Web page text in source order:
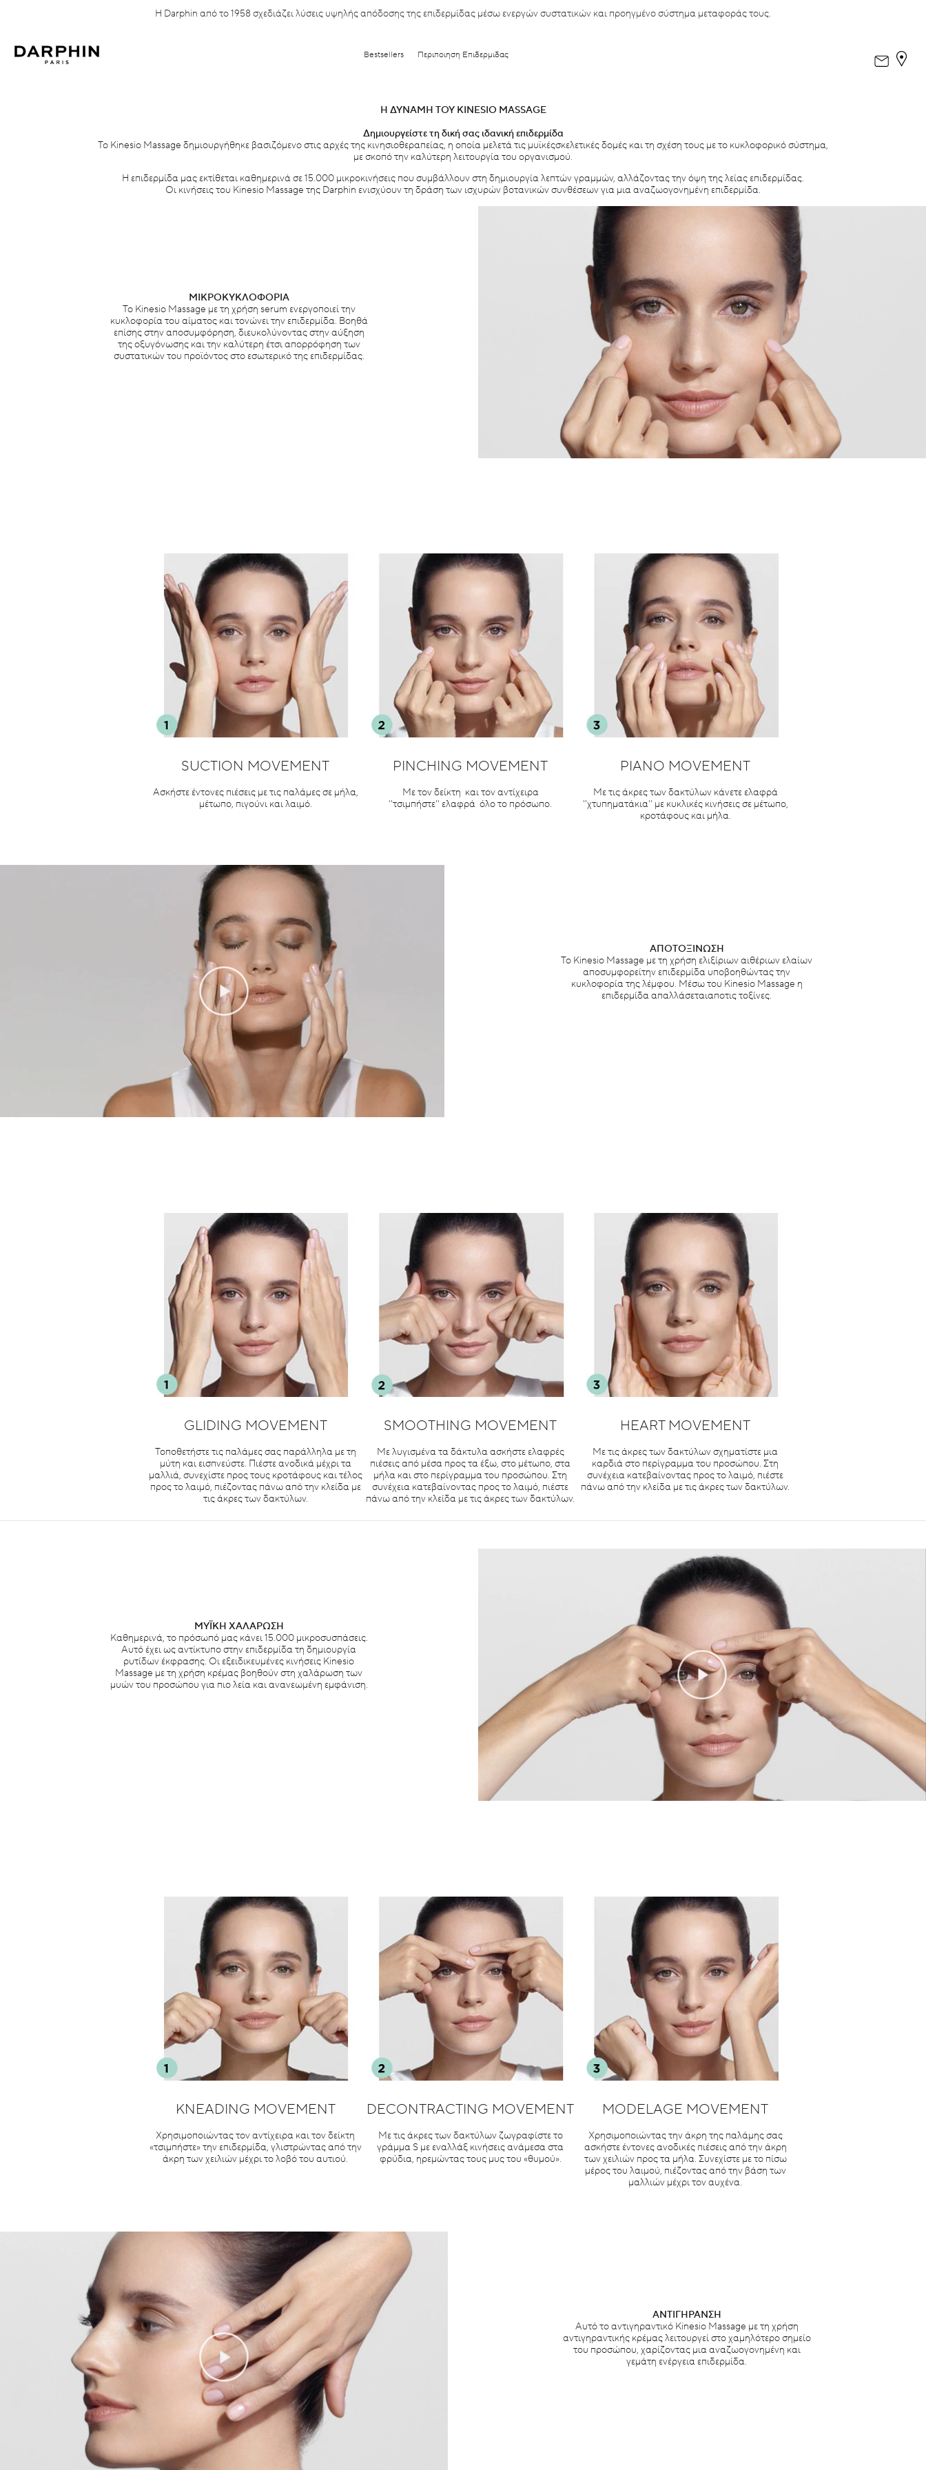
Η Darphin από το 1958 σχεδιάζει λύσεις υψηλής απόδοσης της επιδερμίδας μέσω ενεργών συστατικών και προηγμένο σύστημα μεταφοράς τους.
Bestsellers Περιποιηση Επιδερμιδας
Η ΔΥΝΑΜΗ ΤΟΥ KINESIO MASSAGE
Δημιουργείστε τη δική σας ιδανική επιδερμίδα
Το Kinesio Massage δημιουργήθηκε βασιζόμενο στις αρχές της κινησιοθεραπείας, η οποία μελετά τις μυϊκέςσκελετικές δομές και τη σχέση τους με το κυκλοφορικό σύστημα,
με σκοπό την καλύτερη λειτουργία του οργανισμού.
Η επιδερμίδα μας εκτίθεται καθημερινά σε 15.000 μικροκινήσεις που συμβάλλουν στη δημιουργία λεπτών γραμμών, αλλάζοντας την όψη της λείας επιδερμίδας.
Οι κινήσεις του Kinesio Massage της Darphin ενισχύουν τη δράση των ισχυρών βοτανικών συνθέσεων για μια αναζωογονημένη επιδερμίδα.
ΜΙΚΡΟΚΥΚΛΟΦΟΡΙΑ
Το Kinesio Massage με τη χρήση serum ενεργοποιεί την
κυκλοφορία του αίματος και τονώνει την επιδερμίδα. Βοηθά
επίσης στην αποσυμφόρηση, διευκολύνοντας στην αύξηση
της οξυγόνωσης και την καλύτερη έτσι απορρόφηση των
συστατικών του προϊόντος στο εσωτερικό της επιδερμίδας.
SUCTION MOVEMENT
Ασκήστε έντονες πιέσεις με τις παλάμες σε μήλα,
μέτωπο, πιγούνι και λαιμό.
PINCHING MOVEMENT
Με τον δείκτη και τον αντίχειρα
''τσιμπήστε'' ελαφρά όλο το πρόσωπο.
PIANO MOVEMENT
Με τις άκρες των δακτύλων κάνετε ελαφρά
''χτυπηματάκια'' με κυκλικές κινήσεις σε μέτωπο,
κροτάφους και μήλα.
ΑΠΟΤΟΞΙΝΩΣΗ
Το Kinesio Massage με τη χρήση ελιξίριων αιθέριων ελαίων
αποσυμφορείτην επιδερμίδα υποβοηθώντας την
κυκλοφορία της λέμφου. Μέσω του Kinesio Massage η
επιδερμίδα απαλλάσεταιαποτις τοξίνες.
GLIDING MOVEMENT
Τοποθετήστε τις παλάμες σας παράλληλα με τη
μύτη και εισπνεύστε. Πιέστε ανοδικά μέχρι τα
μαλλιά, συνεχίστε προς τους κροτάφους και τέλος
προς το λαιμό, πιέζοντας πάνω από την κλείδα με
τις άκρες των δακτύλων.
SMOOTHING MOVEMENT
Με λυγισμένα τα δάκτυλα ασκήστε ελαφρές
πιέσεις από μέσα προς τα έξω, στο μέτωπο, στα
μήλα και στο περίγραμμα του προσώπου. Στη
συνέχεια κατεβαίνοντας προς το λαιμό, πιέστε
πάνω από την κλείδα με τις άκρες των δακτύλων.
HEART MOVEMENT
Με τις άκρες των δακτύλων σχηματίστε μια
καρδιά στο περίγραμμα του προσώπου. Στη
συνέχεια κατεβαίνοντας προς το λαιμό, πιέστε
πάνω από την κλείδα με τις άκρες των δακτύλων.
ΜΥΪΚΗ ΧΑΛΑΡΩΣΗ
Καθημερινά, το πρόσωπό μας κάνει 15.000 μικροσυσπάσεις.
Αυτό έχει ως αντίκτυπο στην επιδερμίδα τη δημιουργία
ρυτίδων έκφρασης. Οι εξειδικευμένες κινήσεις Kinesio
Massage με τη χρήση κρέμας βοηθούν στη χαλάρωση των
μυών του προσώπου για πιο λεία και ανανεωμένη εμφάνιση.
KNEADING MOVEMENT
Χρησιμοποιώντας τον αντίχειρα και τον δείκτη
«τσιμπήστε» την επιδερμίδα, γλιστρώντας από την
άκρη των χειλιών μέχρι το λοβό του αυτιού.
DECONTRACTING MOVEMENT
Με τις άκρες των δακτύλων ζωγραφίστε το
γράμμα S με εναλλάξ κινήσεις ανάμεσα στα
φρύδια, ηρεμώντας τους μυς του «θυμού».
MODELAGE MOVEMENT
Χρησιμοποιώντας την άκρη της παλάμης σας
ασκήστε έντονες ανοδικές πιέσεις από την άκρη
των χειλιών προς τα μήλα. Συνεχίστε με το πίσω
μέρος του λαιμού, πιέζοντας από την βάση των
μαλλιών μέχρι τον αυχένα.
ΑΝΤΙΓΗΡΑΝΣΗ
Αυτό το αντιγηραντικό Kinesio Massage με τη χρήση
αντιγηραντικής κρέμας λειτουργεί στο χαμηλότερο σημείο
του προσώπου, χαρίζοντας μια αναζωογονημένη και
γεμάτη ενέργεια επιδερμίδα.